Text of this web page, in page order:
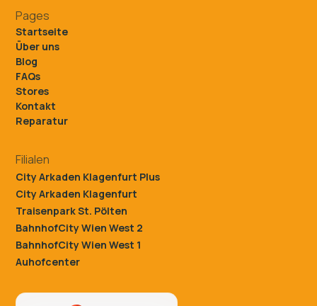
Pages
Startseite
Über uns
Blog
FAQs
Stores
Kontakt
Reparatur
Filialen
City Arkaden Klagenfurt Plus
City Arkaden Klagenfurt
Traisenpark St. Pölten
BahnhofCity Wien West 2
BahnhofCity Wien West 1
Auhofcenter